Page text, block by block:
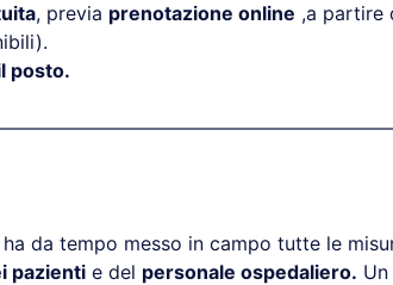
, previa prenotazione online ,a partire
posto.
ha da tempo messo in campo tutte le
pazienti e del personale ospedaliero.